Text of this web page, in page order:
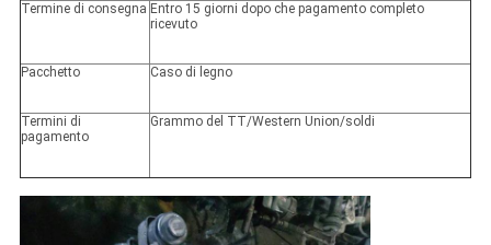
Termine di consegna Entro 15 giorni dopo che pagamento completo
ricevuto
Pacchetto Caso di legno
Termini di
pagamento
Grammo del TT/Western Union/soldi